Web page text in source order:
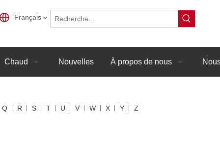
Français
Chaud Nouvelles À propos de nous
Q R S T U V W X Y Z